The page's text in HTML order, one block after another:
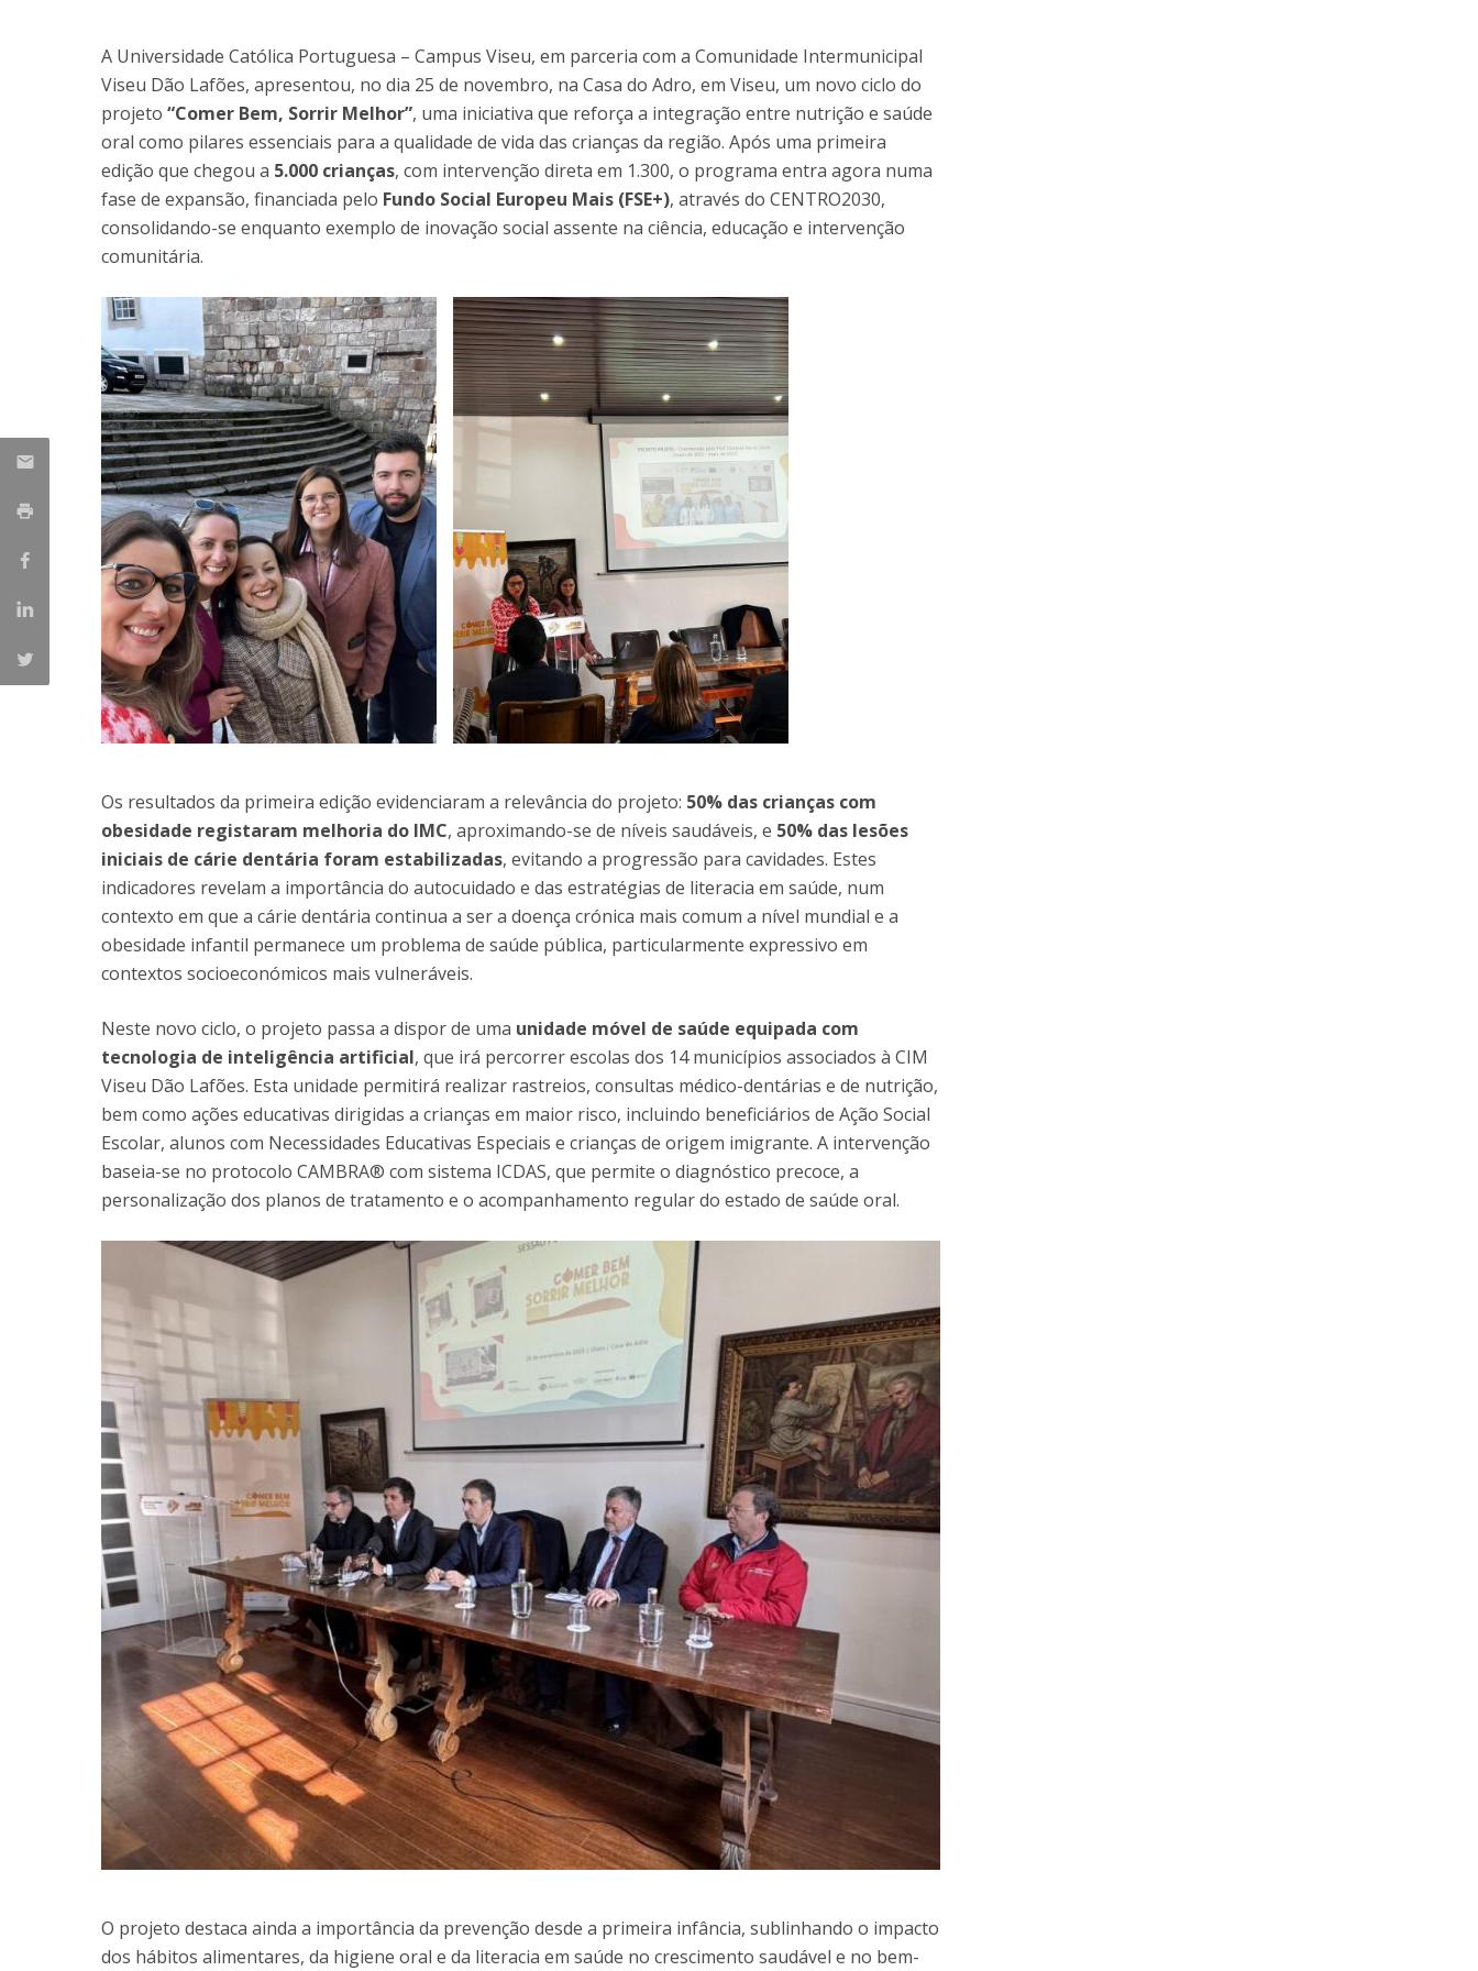
Voluntariado
Internacionalização
Diretório de Contactos
Endereços
A Universidade Católica Portuguesa – Campus Viseu, em parceria com a Comunidade Intermunicipal
Viseu Dão Lafões, apresentou, no dia 25 de novembro, na Casa do Adro, em Viseu, um novo ciclo do
projeto “Comer Bem, Sorrir Melhor”, uma iniciativa que reforça a integração entre nutrição e saúde
oral como pilares essenciais para a qualidade de vida das crianças da região. Após uma primeira
edição que chegou a 5.000 crianças, com intervenção direta em 1.300, o programa entra agora numa
fase de expansão, financiada pelo Fundo Social Europeu Mais (FSE+), através do CENTRO2030,
consolidando-se enquanto exemplo de inovação social assente na ciência, educação e intervenção
comunitária.
Os resultados da primeira edição evidenciaram a relevância do projeto: 50% das crianças com
obesidade registaram melhoria do IMC, aproximando-se de níveis saudáveis, e 50% das lesões
iniciais de cárie dentária foram estabilizadas, evitando a progressão para cavidades. Estes
indicadores revelam a importância do autocuidado e das estratégias de literacia em saúde, num
contexto em que a cárie dentária continua a ser a doença crónica mais comum a nível mundial e a
obesidade infantil permanece um problema de saúde pública, particularmente expressivo em
contextos socioeconómicos mais vulneráveis.
Neste novo ciclo, o projeto passa a dispor de uma unidade móvel de saúde equipada com
tecnologia de inteligência artificial, que irá percorrer escolas dos 14 municípios associados à CIM
Viseu Dão Lafões. Esta unidade permitirá realizar rastreios, consultas médico-dentárias e de nutrição,
bem como ações educativas dirigidas a crianças em maior risco, incluindo beneficiários de Ação Social
Escolar, alunos com Necessidades Educativas Especiais e crianças de origem imigrante. A intervenção
baseia-se no protocolo CAMBRA® com sistema ICDAS, que permite o diagnóstico precoce, a
personalização dos planos de tratamento e o acompanhamento regular do estado de saúde oral.
O projeto destaca ainda a importância da prevenção desde a primeira infância, sublinhando o impacto
dos hábitos alimentares, da higiene oral e da literacia em saúde no crescimento saudável e no bem-